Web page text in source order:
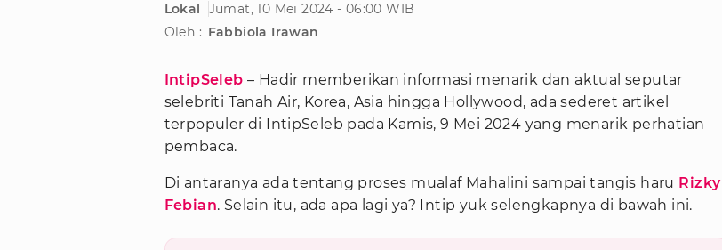
Lokal
Jumat, 10 Mei 2024 - 06:00 WIB
Oleh : Fabbiola Irawan
IntipSeleb – Hadir memberikan informasi menarik dan aktual seputar
selebriti Tanah Air, Korea, Asia hingga Hollywood, ada sederet artikel
terpopuler di IntipSeleb pada Kamis, 9 Mei 2024 yang menarik perhatian
pembaca.
Di antaranya ada tentang proses mualaf Mahalini sampai tangis haru Rizky
Febian. Selain itu, ada apa lagi ya? Intip yuk selengkapnya di bawah ini.